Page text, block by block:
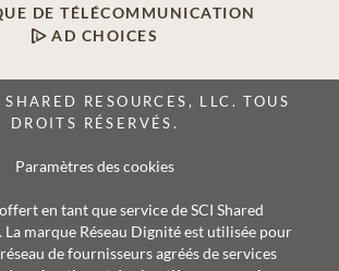
DE TÉLÉCOMMUNICATION
AD CHOICES
RESOURCES, LLC. TOUS
DROITS RÉSERVÉS.
Paramètres des cookies
en tant que service de SCI Shared
La marque Réseau Dignité est utilisée pour
de fournisseurs agréés de services